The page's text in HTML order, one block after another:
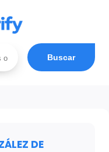
Buscar
DE